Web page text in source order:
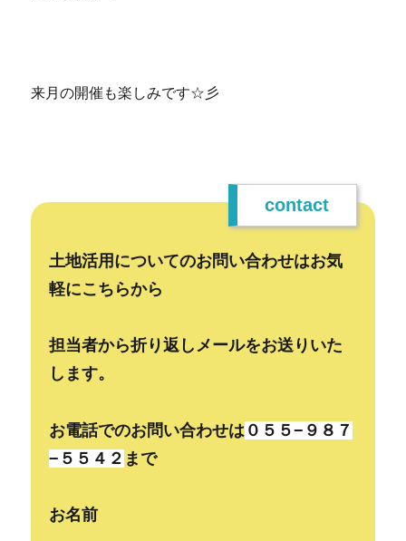
来月の開催も楽しみです☆彡
contact
土地活用についてのお問い合わせはお気
軽にこちらから
担当者から折り返しメールをお送りいた
します。
お電話でのお問い合わせは ０５５−９８７
−５５４２ まで
お名前